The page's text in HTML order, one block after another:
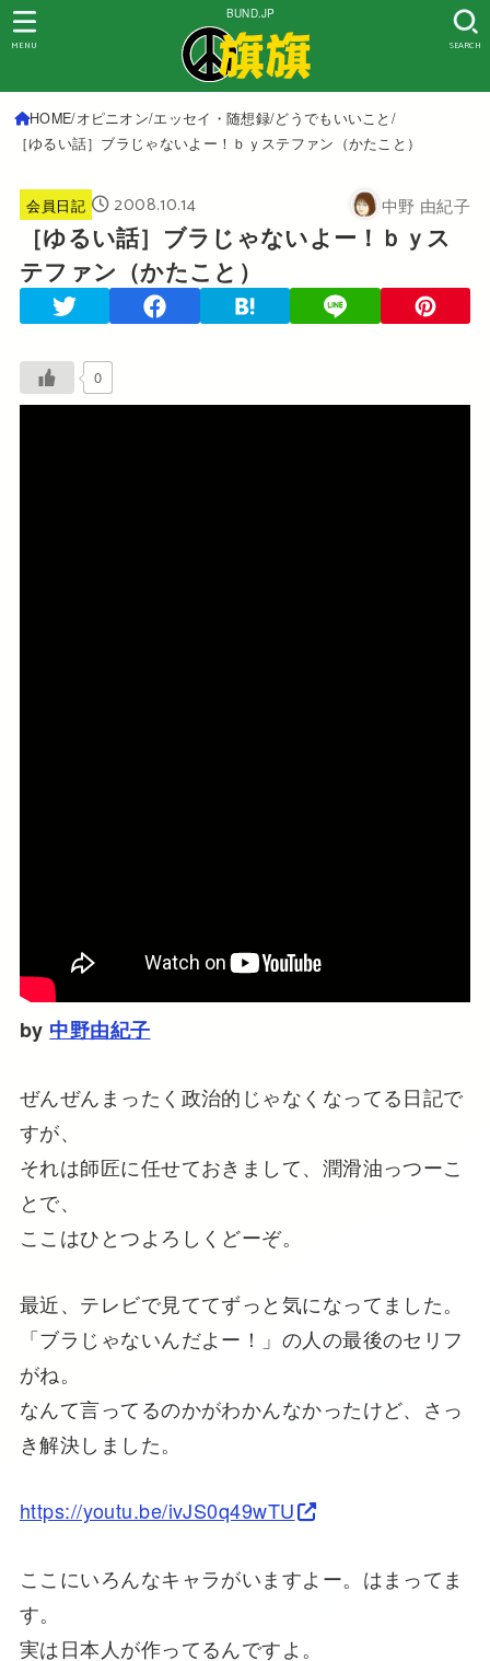
BUND.JP
SEARCH
MENU
HOME オピニオン エッセイ・随想録 どうでもいいこと
［ゆるい話］ブラじゃないよー！ｂｙステファン（かたこと）
会員日記 2008.10.14 中野 由紀子
［ゆるい話］ブラじゃないよー！ｂｙス
テファン（かたこと）
0
by 中野由紀子
ぜんぜんまったく政治的じゃなくなってる日記で
すが、
それは師匠に任せておきまして、潤滑油っつーこ
とで、
ここはひとつよろしくどーぞ。
最近、テレビで見ててずっと気になってました。
「ブラじゃないんだよー！」の人の最後のセリフ
がね。
なんて言ってるのかがわかんなかったけど、さっ
き解決しました。
https://youtu.be/ivJS0q49wTU
ここにいろんなキャラがいますよー。はまってま
す。
実は日本人が作ってるんですよ。